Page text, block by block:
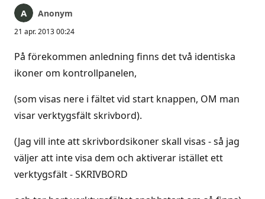
Anonym
21 apr. 2013 00:24
På förekommen anledning finns det två identiska
ikoner om kontrollpanelen,
(som visas nere i fältet vid start knappen, OM man
visar verktygsfält skrivbord).
(Jag vill inte att skrivbordsikoner skall visas - så jag
väljer att inte visa dem och aktiverar istället ett
verktygsfält - SKRIVBORD